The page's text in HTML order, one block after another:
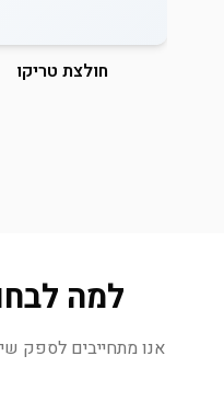
חולצת טריקו
למה
אנו מתחייבים לספק